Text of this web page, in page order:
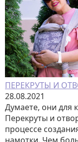
ПЕРЕКРУТЫ И
28.08.2021
Думаете, они для
Перекруты и
процессе